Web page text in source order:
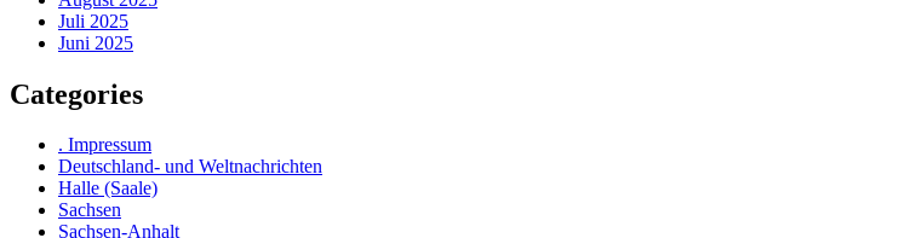
Juli 2025
Juni 2025
Categories
. Impressum
Deutschland- und Weltnachrichten
Halle (Saale)
Sachsen
Sachsen-Anhalt